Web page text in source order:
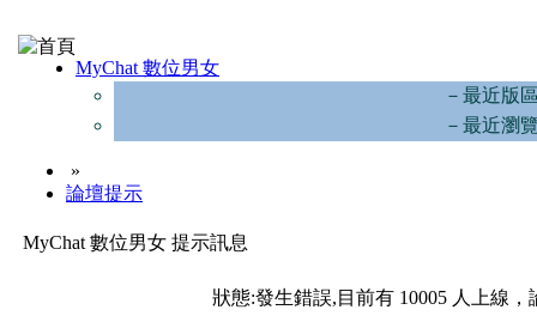
MyChat 數位男女
－最近版
－最近瀏
»
論壇提示
MyChat 數位男女 提示訊息
狀態:發生錯誤,目前有 10005 人上線